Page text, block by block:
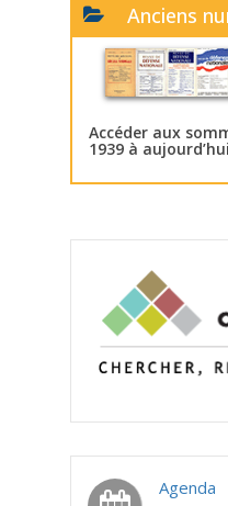
Anciens
Accéder aux
1939 à aujourd’hui
Agenda